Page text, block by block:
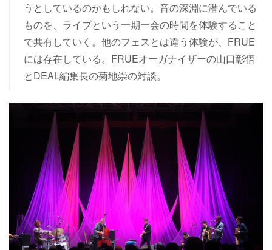
うとしているのかもしれない。音の深淵に潜んでいる
ものを、ライブという一期一会の時間を体験すること
で共有していく。他のフェスとは違う体験が、FRUE
には存在している。FRUEオーガナイザーの山口彰悟
とDEAL編集長の菊地崇の対談。